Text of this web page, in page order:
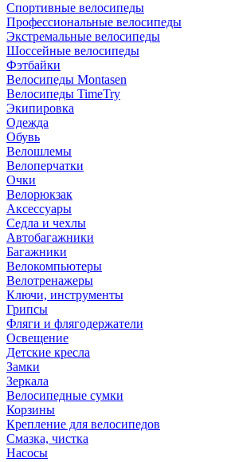
Спортивные велосипеды
Профессиональные велосипеды
Экстремальные велосипеды
Шоссейные велосипеды
Фэтбайки
Велосипеды Montasen
Велосипеды TimeTry
Экипировка
Одежда
Обувь
Велошлемы
Велоперчатки
Очки
Велорюкзак
Аксессуары
Седла и чехлы
Автобагажники
Багажники
Велокомпьютеры
Велотренажеры
Ключи, инструменты
Грипсы
Фляги и флягодержатели
Освещение
Детские кресла
Замки
Зеркала
Велосипедные сумки
Корзины
Крепление для велосипедов
Смазка, чистка
Насосы